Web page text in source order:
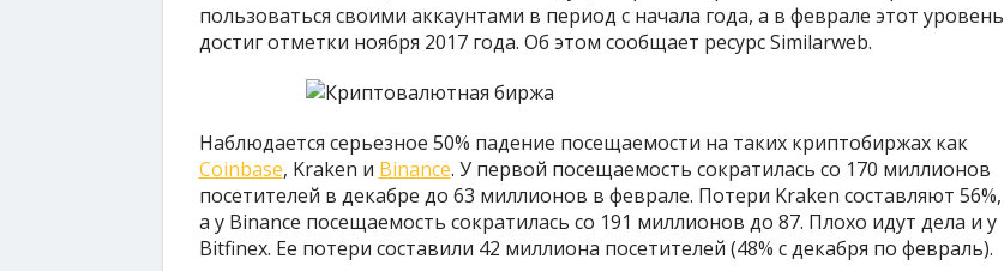
пользоваться своими аккаунтами в период с начала года, а в феврале этот уровень
достиг отметки ноября 2017 года. Об этом сообщает ресурс Similarweb.
Наблюдается серьезное 50% падение посещаемости на таких криптобиржах как
Coinbase, Kraken и Binance. У первой посещаемость сократилась со 170 миллионов
посетителей в декабре до 63 миллионов в феврале. Потери Kraken составляют 56%,
а у Binance посещаемость сократилась со 191 миллионов до 87. Плохо идут дела и у
Bitfinex. Ее потери составили 42 миллиона посетителей (48% с декабря по февраль).